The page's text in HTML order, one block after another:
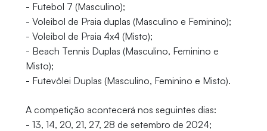
- Futebol 7 (Masculino);
- Voleibol de Praia duplas (Masculino e Feminino);
- Voleibol de Praia 4x4 (Misto);
- Beach Tennis Duplas (Masculino, Feminino e
Misto);
- Futevôlei Duplas (Masculino, Feminino e Misto).
A competição acontecerá nos seguintes dias:
- 13, 14, 20, 21, 27, 28 de setembro de 2024;